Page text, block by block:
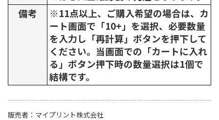
備考
※11点以上、ご購入希望の場合は、カ
ート画面で「10+」を選択、必要数量
を入力し「再計算」ボタンを押下して
ください。当画面での「カートに入れ
る」ボタン押下時の数量選択は1個で
結構です。
販売者
マイプリント株式会社